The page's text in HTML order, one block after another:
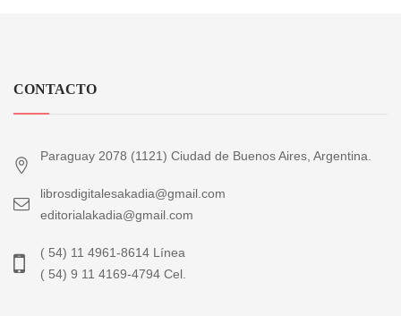
CONTACTO
Paraguay 2078 (1121) Ciudad de Buenos Aires, Argentina.
librosdigitalesakadia@gmail.com
editorialakadia@gmail.com
( 54) 11 4961-8614 Línea
( 54) 9 11 4169-4794 Cel.